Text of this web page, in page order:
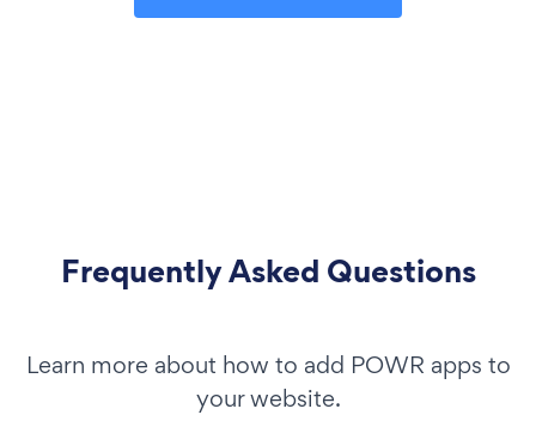
Frequently Asked Questions
Learn more about how to add POWR apps to
your website.